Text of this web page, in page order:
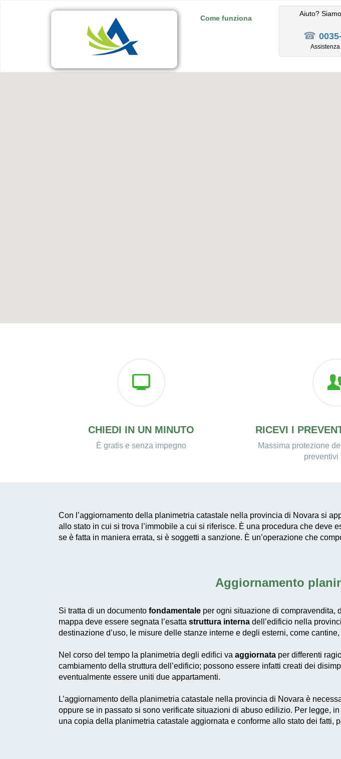
Come funziona
Aiuto?
☎
CHIEDI IN UN MINUTO
È gratis e senza impegno
RICEVI I
Massima protezione
preventivi
Con l’aggiornamento della planimetria catastale nella provincia di Novara si
allo stato in cui si trova l’immobile a cui si riferisce. È una procedura che deve
se è fatta in maniera errata, si è soggetti a sanzione. È un’operazione che
Aggiornamento
Si tratta di un documento fondamentale per ogni situazione di compravendita,
mappa deve essere segnata l’esatta struttura interna dell’edificio nella
destinazione d’uso, le misure delle stanze interne e degli esterni, come
Nel corso del tempo la planimetria degli edifici va aggiornata per differenti
cambiamento della struttura dell’edificio; possono essere infatti creati dei
eventualmente essere uniti due appartamenti.
L’aggiornamento della planimetria catastale nella provincia di Novara è
oppure se in passato si sono verificate situazioni di abuso edilizio. Per legge,
una copia della planimetria catastale aggiornata e conforme allo stato dei fatti,